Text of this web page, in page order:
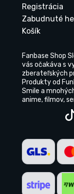
Registrácia
Zabudnuté
Košík
Fanbase Shop
vás očakáva s
zberateľských
Produkty od
Smile a
anime, filmov,